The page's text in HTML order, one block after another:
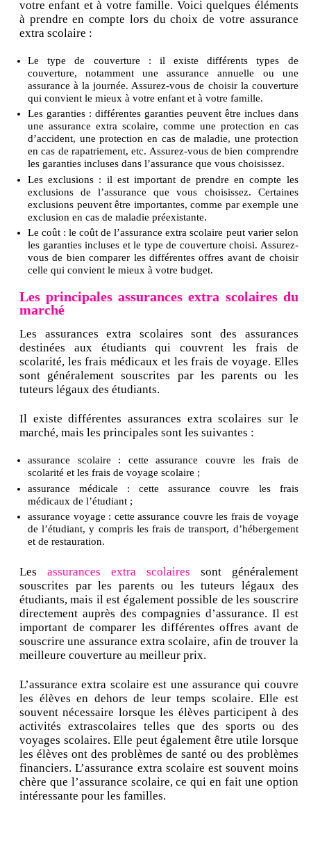
votre enfant et à votre famille. Voici quelques éléments
à prendre en compte lors du choix de votre assurance
extra scolaire :
Le type de couverture : il existe différents types de
couverture, notamment une assurance annuelle ou une
assurance à la journée. Assurez-vous de choisir la couverture
qui convient le mieux à votre enfant et à votre famille.
Les garanties : différentes garanties peuvent être inclues dans
une assurance extra scolaire, comme une protection en cas
d’accident, une protection en cas de maladie, une protection
en cas de rapatriement, etc. Assurez-vous de bien comprendre
les garanties incluses dans l’assurance que vous choisissez.
Les exclusions : il est important de prendre en compte les
exclusions de l’assurance que vous choisissez. Certaines
exclusions peuvent être importantes, comme par exemple une
exclusion en cas de maladie préexistante.
Le coût : le coût de l’assurance extra scolaire peut varier selon
les garanties incluses et le type de couverture choisi. Assurez-
vous de bien comparer les différentes offres avant de choisir
celle qui convient le mieux à votre budget.
Les principales assurances extra scolaires du
marché
Les assurances extra scolaires sont des assurances
destinées aux étudiants qui couvrent les frais de
scolarité, les frais médicaux et les frais de voyage. Elles
sont généralement souscrites par les parents ou les
tuteurs légaux des étudiants.
Il existe différentes assurances extra scolaires sur le
marché, mais les principales sont les suivantes :
assurance scolaire : cette assurance couvre les frais de
scolarité et les frais de voyage scolaire ;
assurance médicale : cette assurance couvre les frais
médicaux de l’étudiant ;
assurance voyage : cette assurance couvre les frais de voyage
de l’étudiant, y compris les frais de transport, d’hébergement
et de restauration.
Les assurances extra scolaires sont généralement
souscrites par les parents ou les tuteurs légaux des
étudiants, mais il est également possible de les souscrire
directement auprès des compagnies d’assurance. Il est
important de comparer les différentes offres avant de
souscrire une assurance extra scolaire, afin de trouver la
meilleure couverture au meilleur prix.
L’assurance extra scolaire est une assurance qui couvre
les élèves en dehors de leur temps scolaire. Elle est
souvent nécessaire lorsque les élèves participent à des
activités extrascolaires telles que des sports ou des
voyages scolaires. Elle peut également être utile lorsque
les élèves ont des problèmes de santé ou des problèmes
financiers. L’assurance extra scolaire est souvent moins
chère que l’assurance scolaire, ce qui en fait une option
intéressante pour les familles.